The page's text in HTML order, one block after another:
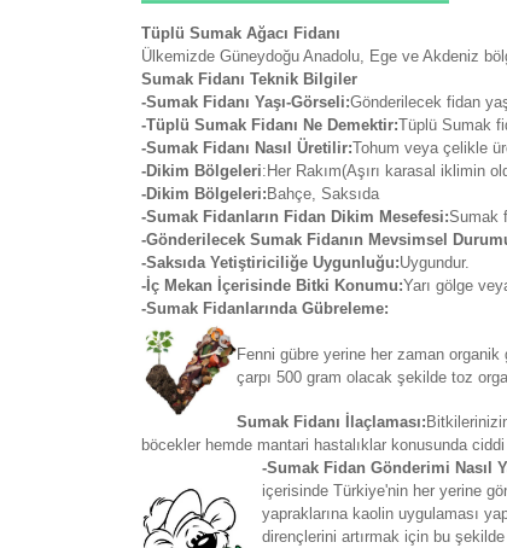
Tüplü Sumak Ağacı Fidanı
Ülkemizde Güneydoğu Anadolu, Ege ve Akdeniz
Sumak Fidanı Teknik Bilgiler
-Sumak Fidanı Yaşı-Görseli:Gönderilecek fidan
-Tüplü Sumak Fidanı Ne Demektir:Tüplü Sumak
-Sumak Fidanı Nasıl Üretilir:Tohum veya çelikle
-Dikim Bölgeleri:Her Rakım(Aşırı karasal iklimin
-Dikim Bölgeleri: Bahçe, Saksıda
-Sumak Fidanların Fidan Dikim Mesefesi:Sumak
-Gönderilecek Sumak Fidanın Mevsimsel
-Saksıda Yetiştiriciliğe Uygunluğu:Uygundur.
-İç Mekan İçerisinde Bitki Konumu:Yarı gölge
-Sumak Fidanlarında Gübreleme:
Fenni gübre yerine her zaman
çarpı 500 gram olacak şekilde toz
Sumak Fidanı İlaçlaması:
böcekler hemde mantari hastalıklar konusunda
-Sumak Fidan Gönderimi Nasıl
içerisinde Türkiye'nin her yerine
yapraklarına kaolin uygulaması
dirençlerini artırmak için bu